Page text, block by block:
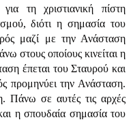
τη χριστιανική πίστη
διότι η σημασία του
μαζί με την Ανάσταση
στους οποίους κινείται η
έπεται του Σταυρού και
προμηνύει την Ανάσταση.
Πάνω σε αυτές τις αρχές
η σπουδαία σημασία του